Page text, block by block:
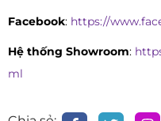
Facebook: https://
Hệ thống Showroom:
ml